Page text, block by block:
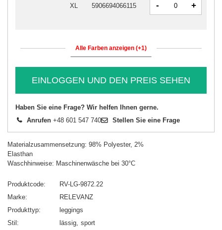
XL 5906694066115 - +
Alle Farben anzeigen (+1)
EINLOGGEN UND DEN PREIS SEHEN
Haben Sie eine Frage? Wir helfen Ihnen gerne.
Anrufen +48 601 547 740 Stellen Sie eine Frage
Materialzusammensetzung: 98% Polyester, 2%
Elasthan
Waschhinweise: Maschinenwäsche bei 30°C
Produktcode
RV-LG-9872.22
Marke
RELEVANZ
Produkttyp
leggings
Stil
lässig sport